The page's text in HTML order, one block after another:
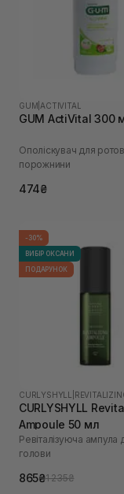
GUM ACTIVITAL
GUM ActiVital 300
Ополіскувач для
порожнини
474₴
-30%
ВИБІР ОКСАНИ
ПОДАРУНОК
CURLYSHYLL
CURLYSHYLL
Ampoule 50 мл
Ревіталізуюча ампула
голови
865₴1 235₴